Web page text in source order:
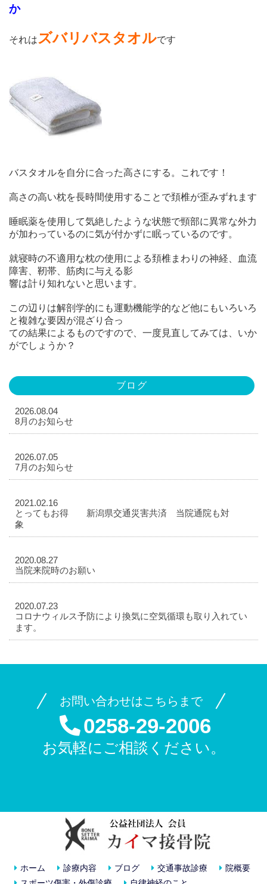
か
それはズバリバスタオルです
バスタオルを自分に合った高さにする。これです！
高さの高い枕を長時間使用することで頚椎が歪みずれます
睡眠薬を使用して気絶したような状態で頸部に異常な外力
が加わっているのに気が付かずに眠っているのです。
就寝時の不適用な枕の使用による頚椎まわりの神経、血流
障害、靭帯、筋肉に与える影
響は計り知れないと思います。
この辺りは解剖学的にも運動機能学的など他にもいろいろ
と複雑な要因が混ざり合っ
ての結果によるものですので、一度見直してみては、いか
がでしょうか？
ブログ
2026.08.04
8月のお知らせ
2026.07.05
7月のお知らせ
2021.02.16
とってもお得 新潟県交通災害共済 当院通院も対
象
2020.08.27
当院来院時のお願い
2020.07.23
コロナウィルス予防により換気に空気循環も取り入れてい
ます。
お問い合わせはこちらまで
0258-29-2006
お気軽にご相談ください。
ホーム 診療内容 ブログ 交通事故診療
院概要